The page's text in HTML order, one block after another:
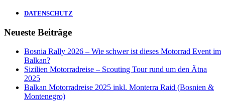
DATENSCHUTZ
Neueste Beiträge
Bosnia Rally 2026 – Wie schwer ist dieses Motorrad Event im
Balkan?
Sizilien Motorradreise – Scouting Tour rund um den Ätna
2025
Balkan Motorradreise 2025 inkl. Monterra Raid (Bosnien &
Montenegro)